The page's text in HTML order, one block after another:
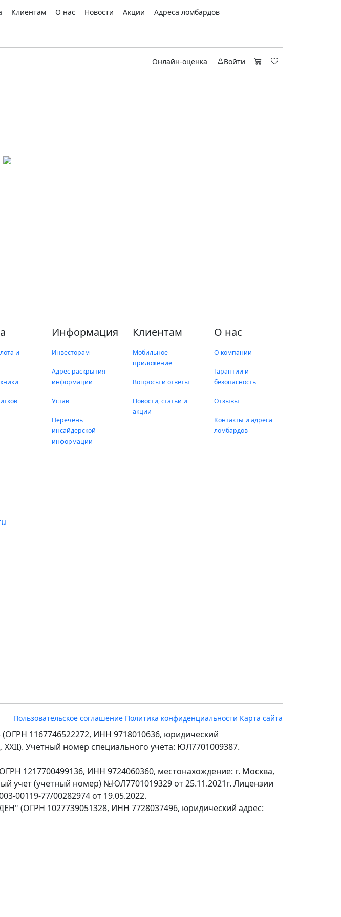
Клиентам О нас Новости Акции
Адреса ломбардов
Онлайн-оценка Войти
и
Информация
Инвесторам
Адрес раскрытия
информации
Устав
Перечень
инсайдерской
информации
Клиентам
Мобильное
приложение
Вопросы и ответы
Новости, статьи и
акции
О нас
О компании
Гарантии и
безопасность
Отзывы
Контакты и адреса
ломбардов
Пользовательское соглашение Политика конфиденциальности Карта сайта
1167746522272, ИНН 9718010636, юридический
Учетный номер специального учета: ЮЛ7701009387.
1217700499136, ИНН 9724060360, местонахождение: г. Москва,
учет (учетный номер) №ЮЛ7701019329 от 25.11.2021г. Лицензии
00119-77/00282974 от 19.05.2022.
(ОГРН 1027739051328, ИНН 7728037496, юридический адрес: